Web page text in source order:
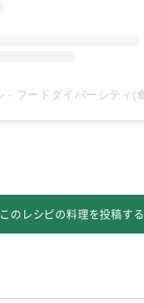
このレシピの料理を投稿する